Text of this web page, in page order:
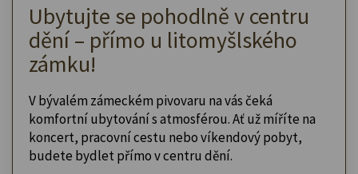
Ubytujte se pohodlně v centru
dění – přímo u litomyšlského
zámku!
V bývalém zámeckém pivovaru na vás čeká
komfortní ubytování s atmosférou. Ať už míříte na
koncert, pracovní cestu nebo víkendový pobyt,
budete bydlet přímo v centru dění.